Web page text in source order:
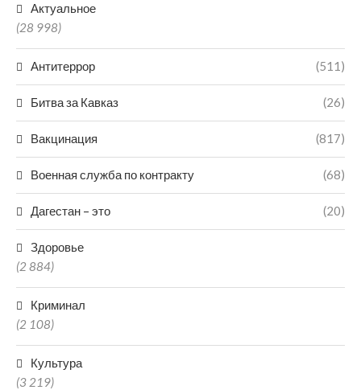
Актуальное
(28 998)
Антитеррор (511)
Битва за Кавказ (26)
Вакцинация (817)
Военная служба по контракту (68)
Дагестан – это (20)
Здоровье
(2 884)
Криминал
(2 108)
Культура
(3 219)